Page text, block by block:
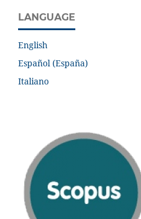
LANGUAGE
English
Español (España)
Italiano